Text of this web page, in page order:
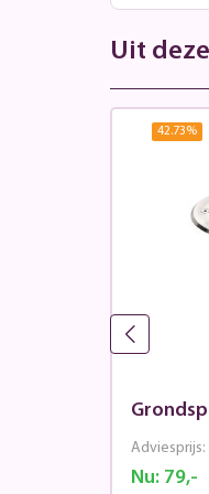
Uit
42.73%
Nu: 79,-
Adviesprijs: